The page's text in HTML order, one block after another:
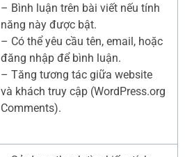
– Bình luận trên bài viết nếu tính
năng này được bật.
– Có thể yêu cầu tên, email, hoặc
đăng nhập để bình luận.
– Tăng tương tác giữa website
và khách truy cập (WordPress.org
Comments).